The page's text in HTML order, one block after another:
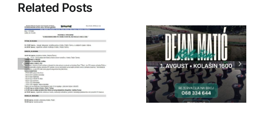
Related Posts
IPA Crna
Gora
IPA Crna
Gora